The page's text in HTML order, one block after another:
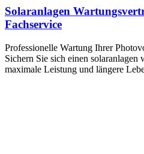
Solaranlagen
Fachservice
Professionelle Wartung Ihrer
Sichern Sie sich einen solaranlagen
maximale Leistung und längere